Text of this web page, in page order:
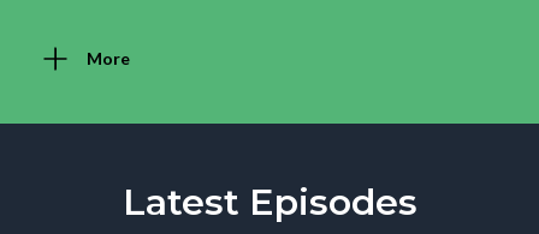
More
Latest Episodes